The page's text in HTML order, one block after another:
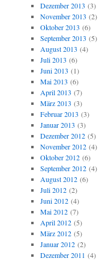
Dezember 2013 (3)
November 2013 (2)
Oktober 2013 (6)
September 2013 (5)
August 2013 (4)
Juli 2013 (6)
Juni 2013 (1)
Mai 2013 (6)
April 2013 (7)
März 2013 (3)
Februar 2013 (3)
Januar 2013 (3)
Dezember 2012(5)
November 2012(4)
Oktober 2012(6)
September 2012(4)
August 2012(6)
Juli 2012(2)
Juni 2012(4)
Mai 2012(7)
April 2012(5)
März 2012(5)
Januar 2012(2)
Dezember 2011 (4)